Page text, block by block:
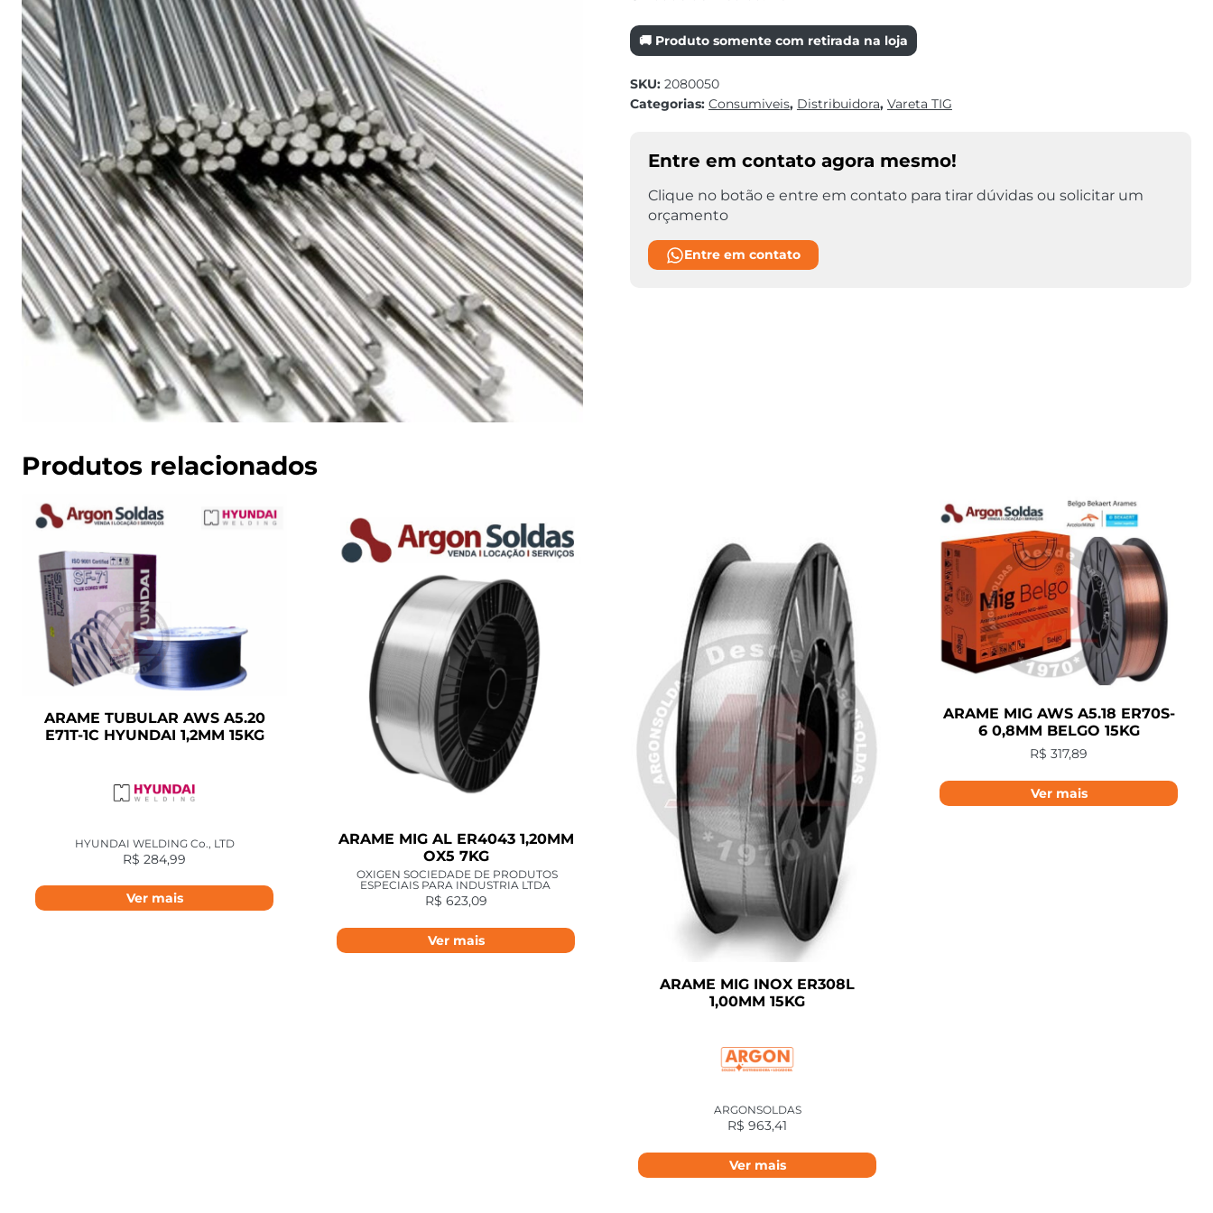
🚚 Produto somente com retirada na loja
SKU: 2080050
Categorias: Consumiveis, Distribuidora, Vareta TIG
Entre em contato agora mesmo!
Clique no botão e entre em contato para tirar dúvidas ou solicitar um
orçamento
Entre em contato
Produtos relacionados
ARAME TUBULAR AWS A5.20
E71T-1C HYUNDAI 1,2MM 15KG
HYUNDAI WELDING Co., LTD
R$ 284,99
Ver mais
ARAME MIG AL ER4043 1,20MM
OX5 7KG
OXIGEN SOCIEDADE DE PRODUTOS
ESPECIAIS PARA INDUSTRIA LTDA
R$ 623,09
Ver mais
ARAME MIG INOX ER308L
1,00MM 15KG
ARGONSOLDAS
R$ 963,41
Ver mais
ARAME MIG AWS A5.18 ER70S-
6 0,8MM BELGO 15KG
R$ 317,89
Ver mais